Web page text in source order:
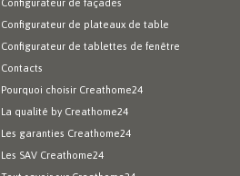
Configurateur de façades
Configurateur de plateaux de table
Configurateur de tablettes de fenêtre
Contacts
Pourquoi choisir Creathome24
La qualité by Creathome24
Les garanties Creathome24
Les SAV Creathome24